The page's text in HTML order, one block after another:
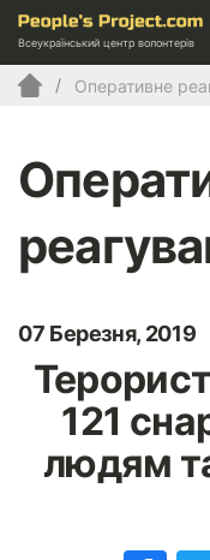
Всеукраїнський центр волонтерів
Оперативне
07 Березня, 2019
121
людям